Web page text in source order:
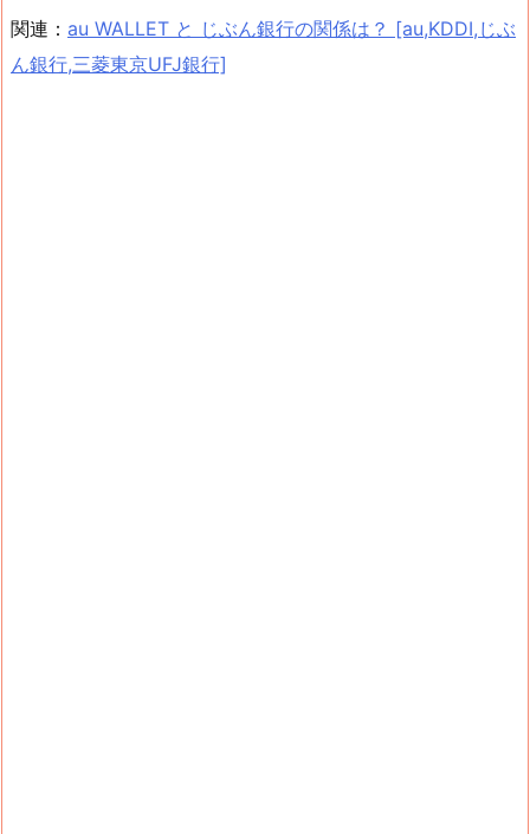
関連： au WALLET と じぶん銀行の関係は？ [au,KDDI,じぶ
ん銀行,三菱東京UFJ銀行]